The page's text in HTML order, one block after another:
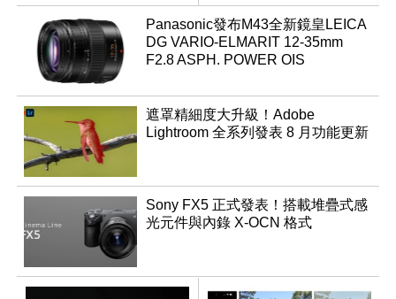
Panasonic發布M43全新鏡皇LEICA
DG VARIO-ELMARIT 12-35mm
F2.8 ASPH. POWER OIS
遮罩精細度大升級！Adobe
Lightroom 全系列發表 8 月功能更新
Sony FX5 正式發表！搭載堆疊式感
光元件與內錄 X-OCN 格式